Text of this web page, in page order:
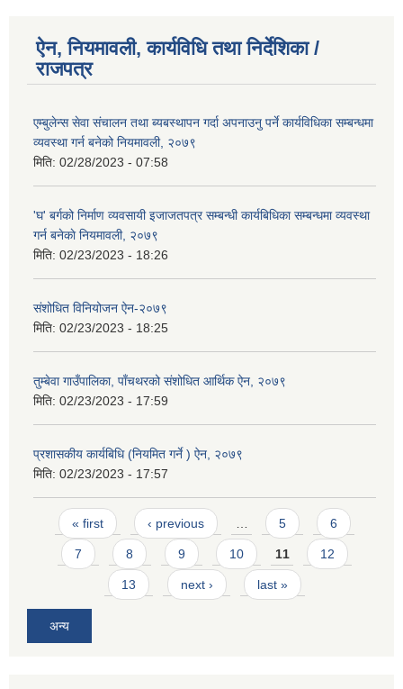
ऐन, नियमावली, कार्यविधि तथा निर्देशिका /
राजपत्र
एम्बुलेन्स सेवा संचालन तथा ब्यबस्थापन गर्दा अपनाउनु पर्ने कार्यविधिका सम्बन्धमा
व्यवस्था गर्न बनेको नियमावली, २०७९
मिति: 02/28/2023 - 07:58
'घ' बर्गको निर्माण व्यवसायी इजाजतपत्र सम्बन्धी कार्यबिधिका सम्बन्धमा व्यवस्था
गर्न बनेकाे नियमावली, २०७९
मिति: 02/23/2023 - 18:26
संशोधित विनियोजन ऐन-२०७९
मिति: 02/23/2023 - 18:25
तुम्बेवा गाउँपालिका, पाँचथरको संशोधित आर्थिक ऐन, २०७९
मिति: 02/23/2023 - 17:59
प्रशासकीय कार्यबिधि (नियमित गर्ने ) ऐन, २०७९
मिति: 02/23/2023 - 17:57
Pages
« first ‹ previous 5 6
7 8 9 10 11 12
13 next › last »
अन्य